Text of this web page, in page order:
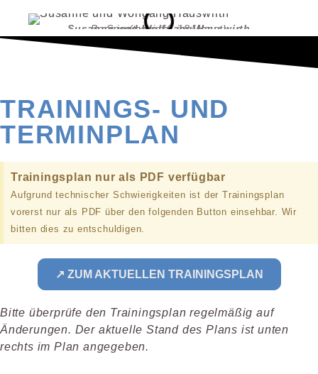
Susanne und Wolfgang Hauswirth
Boogie (zweimal im Monat)
Sonntags, 16-18 Uhr
TRAININGS- UND
TERMINPLAN
Trainingsplan nur als PDF verfügbar
Aufgrund technischer Schwierigkeiten ist der Trainingsplan
vorerst nur als PDF über den folgenden Button einsehbar. Wir
bitten dies zu entschuldigen.
↗ ZUM AKTUELLEN TRAININGSPLAN
Bitte überprüfe den Trainingsplan regelmäßig auf
Änderungen. Der aktuelle Stand des Plans ist unten
rechts im Plan angegeben.